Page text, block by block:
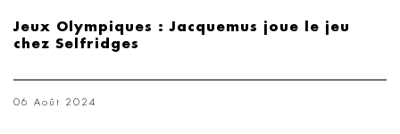
Jeux Olympiques : Jacquemus joue le jeu
chez Selfridges
06 Août 2024